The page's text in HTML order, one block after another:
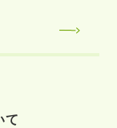
て